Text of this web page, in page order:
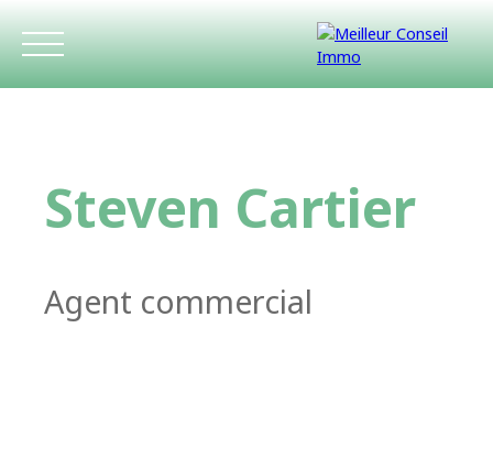
ACCUEIL ACHETER LOUER
Steven Cartier
Agent commercial